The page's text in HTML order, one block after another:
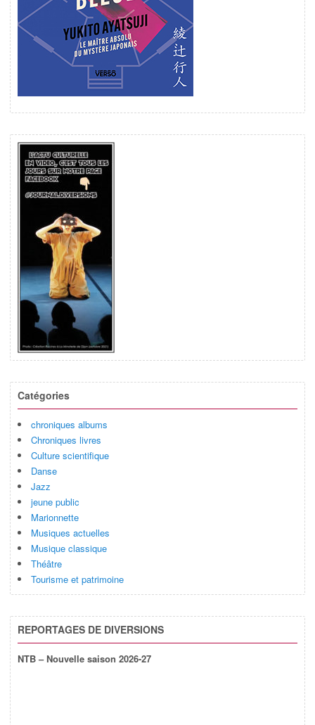
Catégories
chroniques albums
Chroniques livres
Culture scientifique
Danse
Jazz
jeune public
Marionnette
Musiques actuelles
Musique classique
Théâtre
Tourisme et patrimoine
REPORTAGES DE DIVERSIONS
NTB – Nouvelle saison 2026-27